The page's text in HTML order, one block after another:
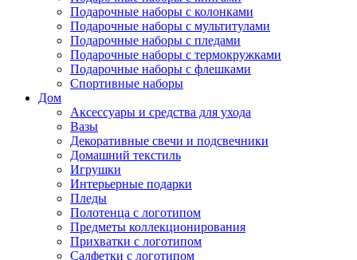
Подарочные наборы с колонками
Подарочные наборы с мультитулами
Подарочные наборы с пледами
Подарочные наборы с термокружками
Подарочные наборы с флешками
Спортивные наборы
Дом
Аксессуары и средства для ухода
Вазы
Декоративные свечи и подсвечники
Домашний текстиль
Игрушки
Интерьерные подарки
Пледы
Полотенца с логотипом
Предметы коллекционирования
Прихватки с логотипом
Салфетки с логотипом